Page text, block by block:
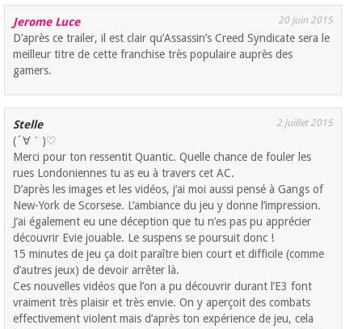
Jerome Luce 20 juin 2015
D’après ce trailer, il est clair qu’Assassin’s Creed Syndicate sera le
meilleur titre de cette franchise très populaire auprès des
gamers.
Stelle 2 juillet 2015
(´∀｀)♡
Merci pour ton ressentit Quantic. Quelle chance de fouler les
rues Londoniennes tu as eu à travers cet AC.
D’après les images et les vidéos, j’ai moi aussi pensé à Gangs of
New-York de Scorsese. L’ambiance du jeu y donne l’impression.
J’ai également eu une déception que tu n’es pas pu apprécier
découvrir Evie jouable. Le suspens se poursuit donc !
15 minutes de jeu ça doit paraître bien court et difficile (comme
d’autres jeux) de devoir arrêter là.
Ces nouvelles vidéos que l’on a pu découvrir durant l’E3 font
vraiment très plaisir et très envie. On y aperçoit des combats
effectivement violent mais d’après ton expérience de jeu, cela